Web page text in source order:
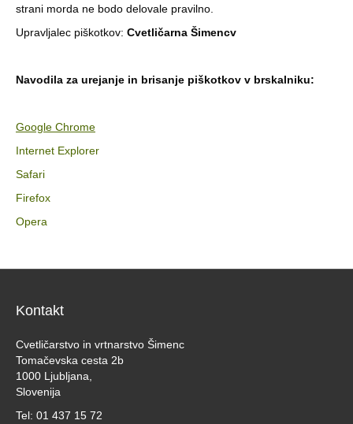
strani morda ne bodo delovale pravilno.
Upravljalec piškotkov: Cvetličarna Šimencv
Navodila za urejanje in brisanje piškotkov v brskalniku:
Google Chrome
Internet Explorer
Safari
Firefox
Opera
Kontakt
Cvetličarstvo in vrtnarstvo Šimenc
Tomačevska cesta 2b
1000 Ljubljana,
Slovenija
Tel: 01 437 15 72